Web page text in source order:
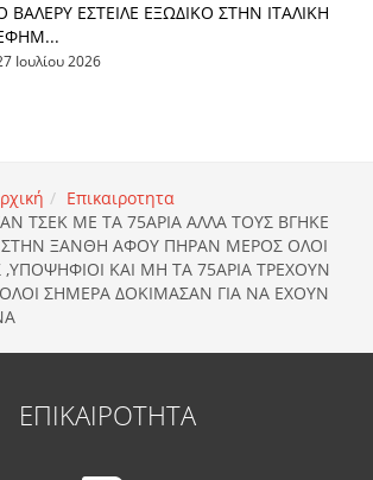
ΒΑΛΕΡΥ ΕΣΤΕΙΛΕ ΕΞΩΔΙΚΟ ΣΤΗΝ ΙΤΑΛΙΚΗ
Ιουλίου 2026
Επικαιροτητα
ΤΣΕΚ ΜΕ ΤΑ 75ΑΡΙΑ ΑΛΛΑ ΤΟΥΣ ΒΓΗΚΕ
ΣΤΗΝ ΞΑΝΘΗ ΑΦΟΥ ΠΗΡΑΝ ΜΕΡΟΣ ΟΛΟΙ
,ΥΠΟΨΗΦΙΟΙ ΚΑΙ ΜΗ ΤΑ 75ΑΡΙΑ ΤΡΕΧΟΥΝ
ΣΗΜΕΡΑ ΔΟΚΙΜΑΣΑΝ ΓΙΑ ΝΑ ΕΧΟΥΝ
ΕΠΙΚΑΙΡΟΤΗΤΑ